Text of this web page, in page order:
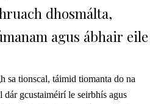
dhosmálta,
agus ábhair eile
sa tionscal, táimid tiomanta do na
gcustaiméirí le seirbhís agus